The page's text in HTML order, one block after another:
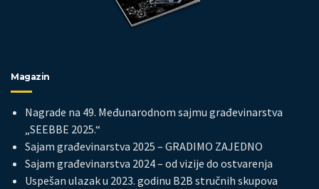
Magazin
Nagrade na 49. Međunarodnom sajmu građevinarstva
„SEEBBE 2025.“
Sajam građevinarstva 2025 – GRADIMO ZAJEDNO
Sajam građevinarstva 2024 – od vizije do ostvarenja
Uspešan ulazak u 2023. godinu B2B stručnih skupova